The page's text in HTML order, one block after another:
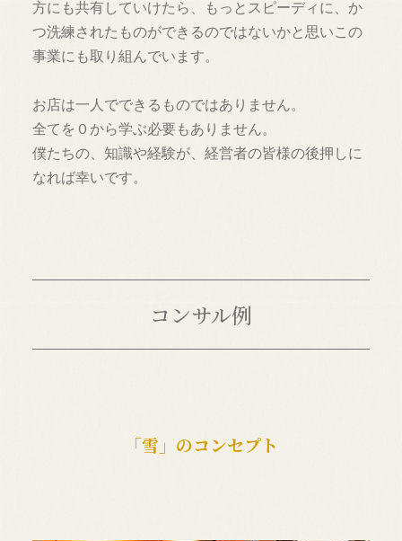
方にも共有していけたら、もっとスピーディに、か
つ洗練されたものができるのではないかと思いこの
事業にも取り組んでいます。
お店は一人でできるものではありません。
全てを０から学ぶ必要もありません。
僕たちの、知識や経験が、経営者の皆様の後押しに
なれば幸いです。
コンサル例
「雪」のコンセプト